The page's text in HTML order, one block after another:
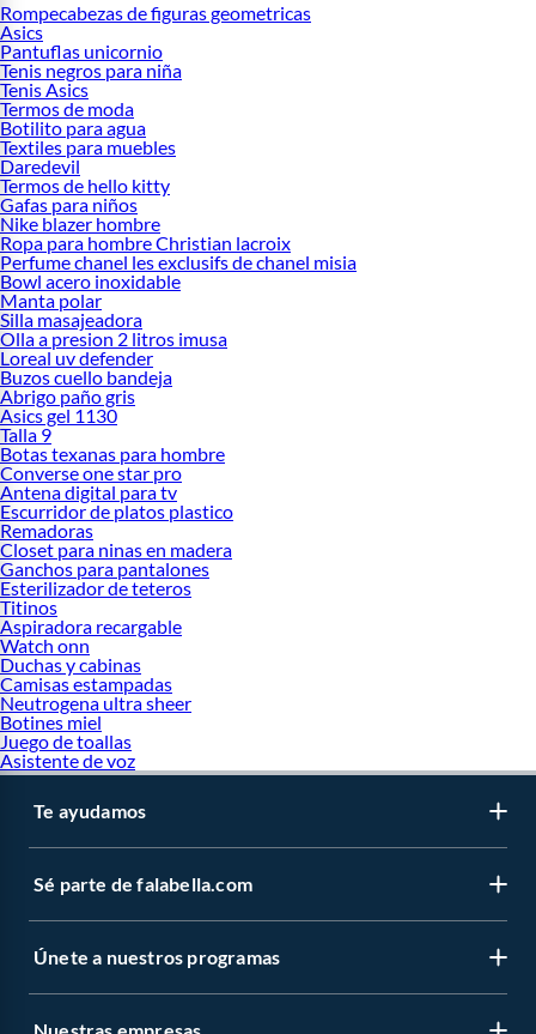
Rompecabezas de figuras geometricas
Asics
Pantuflas unicornio
Tenis negros para niña
Tenis Asics
Termos de moda
Botilito para agua
Textiles para muebles
Daredevil
Termos de hello kitty
Gafas para niños
Nike blazer hombre
Ropa para hombre Christian lacroix
Perfume chanel les exclusifs de chanel misia
Bowl acero inoxidable
Manta polar
Silla masajeadora
Olla a presion 2 litros imusa
Loreal uv defender
Buzos cuello bandeja
Abrigo paño gris
Asics gel 1130
Talla 9
Botas texanas para hombre
Converse one star pro
Antena digital para tv
Escurridor de platos plastico
Remadoras
Closet para ninas en madera
Ganchos para pantalones
Esterilizador de teteros
Titinos
Aspiradora recargable
Watch onn
Duchas y cabinas
Camisas estampadas
Neutrogena ultra sheer
Botines miel
Juego de toallas
Asistente de voz
Te ayudamos
Sé parte de falabella.com
Únete a nuestros programas